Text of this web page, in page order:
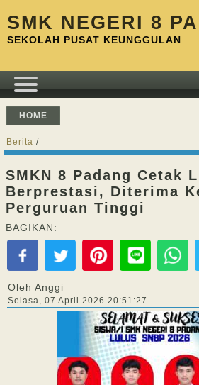
SMK NEGERI 8
SEKOLAH PUSAT KEUNGGULAN
HOME
Berita /
SMKN 8 Padang Cetak
Berprestasi, Diterima
Perguruan Tinggi
BAGIKAN:
Oleh Anggi
Selasa, 07 April 2026 20:51:27